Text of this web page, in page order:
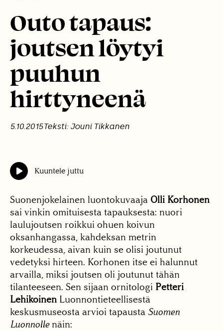
Outo tapaus:
joutsen löytyi
puuhun
hirttyneenä
5.10.2015Teksti: Jouni Tikkanen
Kuuntele juttu
Suonenjokelainen luontokuvaaja Olli Korhonen
sai vinkin omituisesta tapauksesta: nuori
laulujoutsen roikkui ohuen koivun
oksanhangassa, kahdeksan metrin
korkeudessa, aivan kuin se olisi joutunut
vedetyksi hirteen. Korhonen itse ei halunnut
arvailla, miksi joutsen oli joutunut tähän
tilanteeseen. Sen sijaan ornitologi Petteri
Lehikoinen Luonnontieteellisestä
keskusmuseosta arvioi tapausta Suomen
Luonnollenäin: